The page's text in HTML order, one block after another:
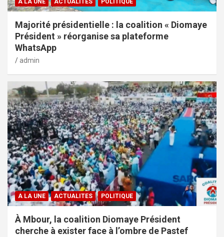
Majorité présidentielle : la coalition « Diomaye
Président » réorganise sa plateforme
WhatsApp
admin
A LA UNE ACTUALITES POLITIQUE
À Mbour, la coalition Diomaye Président
cherche à exister face à l’ombre de Pastef